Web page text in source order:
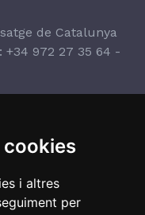
cookies
i altres
per
de Catalunya
+34 972 27 35 64 -
de galetes